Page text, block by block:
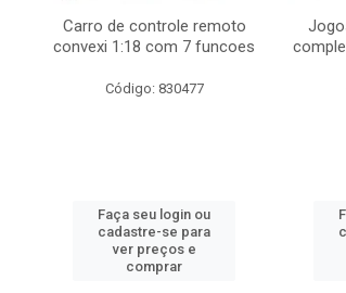
Carro de controle remoto
convexi 1:18 com 7 funcoes
Código: 830477
Faça seu login ou
cadastre-se para
ver preços e
comprar